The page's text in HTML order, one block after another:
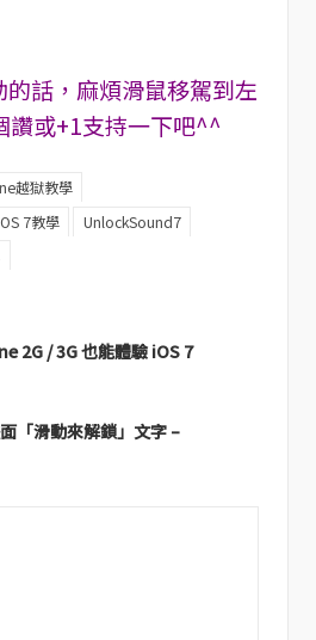
話，麻煩滑鼠移駕到左
讚或+1支持一下吧^^
越獄教學
7教學
UnlockSound7
2G / 3G 也能體驗 iOS 7
「滑動來解鎖」文字 –